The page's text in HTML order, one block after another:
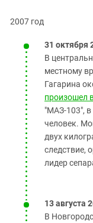
2007 год
31 октября
В
местному
Гагарина
произошел
"МАЗ-103", в
человек.
двух
следствие,
лидер
13 августа
В